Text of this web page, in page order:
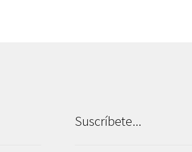
Suscríbete...